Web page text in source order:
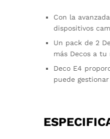
Con la
dispositivos
Un pack de 2
más Decos a
Deco E4
puede